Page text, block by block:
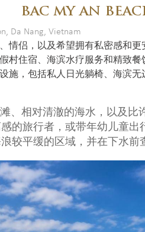
BAC MY AN
Da Nang, Vietnam
情侣，以及希望拥有私密感和更
村住宿、海滨水疗服务和精致餐
施，包括私人日光躺椅、海滨
滩、相对清澈的海水，以及比
的旅行者，或带年幼儿童
较平缓的区域，并在下水前